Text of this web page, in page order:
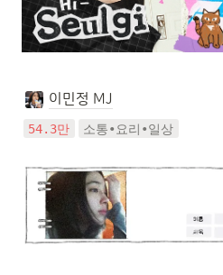
이민정 MJ
54.3만 소통•요리•일상